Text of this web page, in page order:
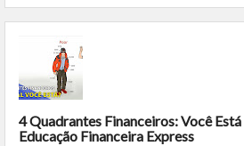
4 Quadrantes Financeiros: Você
Educação Financeira Express